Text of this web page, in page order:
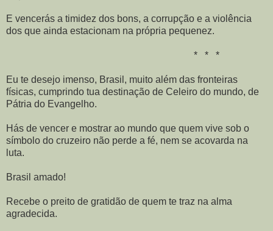
E vencerás a timidez dos bons, a corrupção e a violência
dos que ainda estacionam na própria pequenez.
* * *
Eu te desejo imenso, Brasil, muito além das fronteiras
físicas, cumprindo tua destinação de Celeiro do mundo, de
Pátria do Evangelho.
Hás de vencer e mostrar ao mundo que quem vive sob o
símbolo do cruzeiro não perde a fé, nem se acovarda na
luta.
Brasil amado!
Recebe o preito de gratidão de quem te traz na alma
agradecida.